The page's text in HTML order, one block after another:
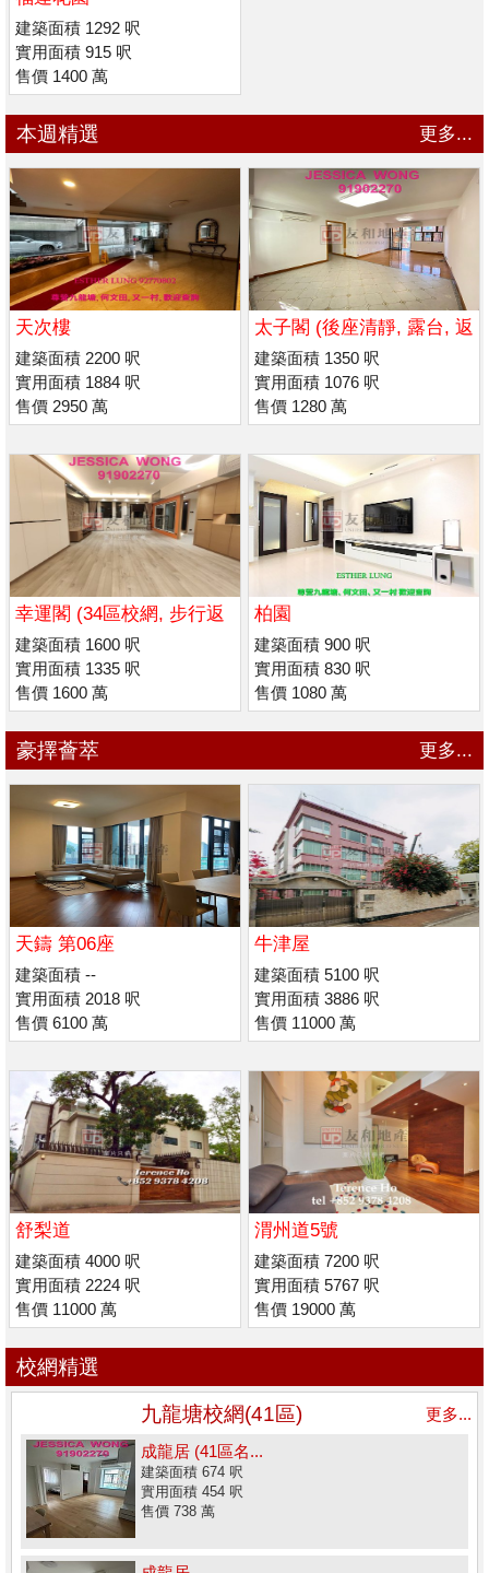
建築面積 1292 呎
實用面積 915 呎
售價 1400 萬
本週精選 更多...
天次樓
建築面積 2200 呎
實用面積 1884 呎
售價 2950 萬
太子閣 (後座清靜, 露台, 返
喇沙 / 瑪利諾)
建築面積 1350 呎
實用面積 1076 呎
售價 1280 萬
幸運閣 (34區校網, 步行返
喇沙/ 瑪利諾書院
建築面積 1600 呎
實用面積 1335 呎
售價 1600 萬
柏園
建築面積 900 呎
實用面積 830 呎
售價 1080 萬
豪擇薈萃 更多...
天鑄 第06座
建築面積 --
實用面積 2018 呎
售價 6100 萬
牛津屋
建築面積 5100 呎
實用面積 3886 呎
售價 11000 萬
舒梨道
建築面積 4000 呎
實用面積 2224 呎
售價 11000 萬
渭州道5號
建築面積 7200 呎
實用面積 5767 呎
售價 19000 萬
校網精選
九龍塘校網(41區)
更多...
成龍居 (41區名...
建築面積 674 呎
實用面積 454 呎
售價 738 萬